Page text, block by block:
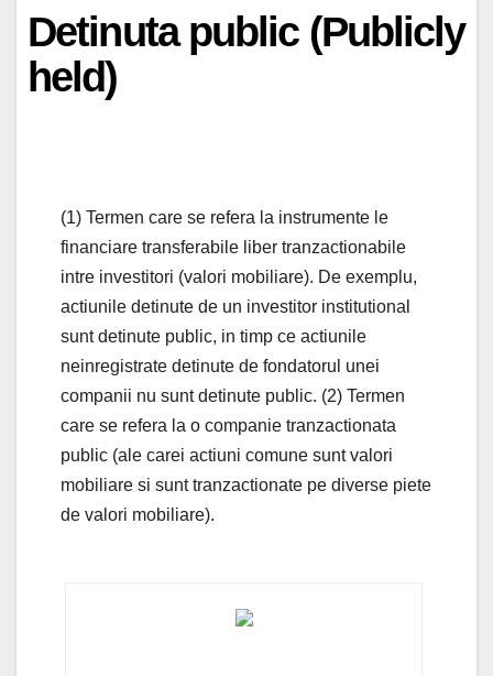
Detinuta public (Publicly
held)
(1) Termen care se refera la instrumente le
financiare transferabile liber tranzactionabile
intre investitori (valori mobiliare). De exemplu,
actiunile detinute de un investitor institutional
sunt detinute public, in timp ce actiunile
neinregistrate detinute de fondatorul unei
companii nu sunt detinute public. (2) Termen
care se refera la o companie tranzactionata
public (ale carei actiuni comune sunt valori
mobiliare si sunt tranzactionate pe diverse piete
de valori mobiliare).